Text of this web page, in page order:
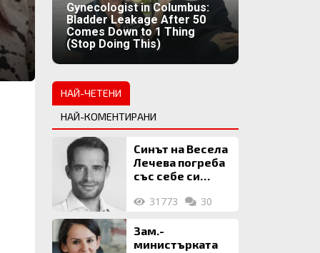
Gynecologist in Columbus:
Bladder Leakage After 50
Comes Down to 1 Thing
(Stop Doing This)
НАЙ-ЧЕТЕНИ
НАЙ-КОМЕНТИРАНИ
Синът на Весела
Лечева погреба
със себе си
млн. евро
31773 30
Зам.-
министърката